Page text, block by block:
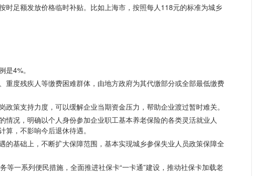
时足额发放价格临时补贴。比如上海市，按照每人118元的标准为城乡
4%。
度残疾人等缴费困难群体，由地方政府为其代缴部分或全部最低缴费
策支持力度，可以缓解企业当期资金压力，帮助企业渡过暂时难关。
况，明确以个人身份参加企业职工基本养老保险的各类灵活就业人
，不影响今后退休待遇。
基础上，不断扩大保障范围，基本实现城乡参保失业人员政策保障全
等一系列便民措施，全面推进社保卡“一卡通”建设，推动社保卡加载老